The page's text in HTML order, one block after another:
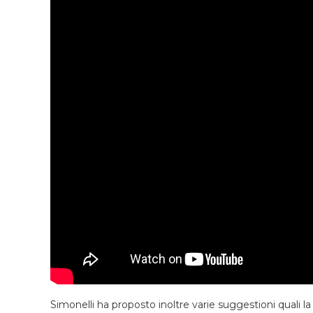
Simonelli ha proposto inoltre varie suggestioni quali